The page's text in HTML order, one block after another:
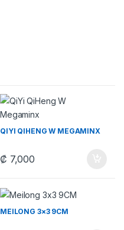
QIYI QIHENG W MEGAMINX
₡ 7,000
MEILONG 3×3 9CM